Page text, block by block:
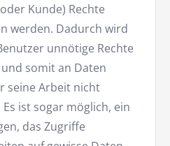
Kunde) Rechte
werden. Dadurch wird
unnötige Rechte
somit an Daten
seine Arbeit nicht
ist sogar möglich, ein
das Zugriffe